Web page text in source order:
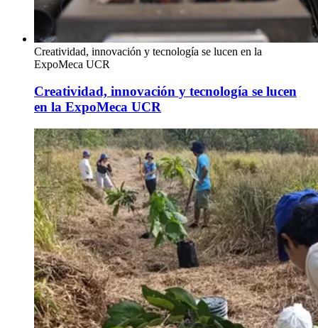
Creatividad, innovación y tecnología se lucen en la
ExpoMeca UCR
Creatividad, innovación y tecnología se lucen
en la ExpoMeca UCR